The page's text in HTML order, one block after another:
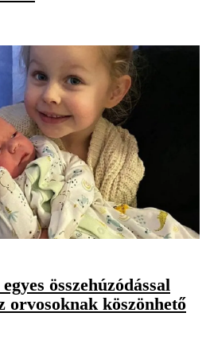
összehúzódással
orvosoknak köszönhető